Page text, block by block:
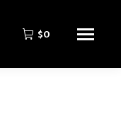
$0